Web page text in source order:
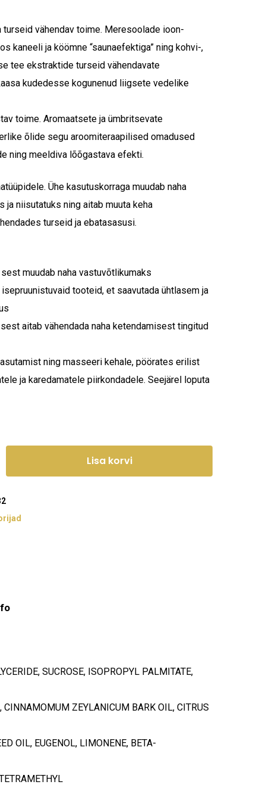
ei ole tooteid.
turseid vähendav toime. Meresoolade ioon-
kaneeli ja köömne “saunaefektiga” ning kohvi-,
tee ekstraktide turseid vähendavate
kudedesse kogunenud liigsete vedelike
toime. Aromaatsete ja ümbritsevate
õlide segu aroomiteraapilised omadused
ning meeldiva lõõgastava efekti.
Ühe kasutuskorraga muudab naha
ja niisutatuks ning aitab muuta keha
turseid ja ebatasasusi.
muudab naha vastuvõtlikumaks
tooteid, et saavutada ühtlasem ja
aitab vähendada naha ketendamisest tingitud
ning masseeri kehale, pöörates erilist
ja karedamatele piirkondadele. Seejärel loputa
Lisa korvi
SUCROSE, ISOPROPYL PALMITATE,
ZEYLANICUM BARK OIL, CITRUS
OIL, EUGENOL, LIMONENE, BETA-